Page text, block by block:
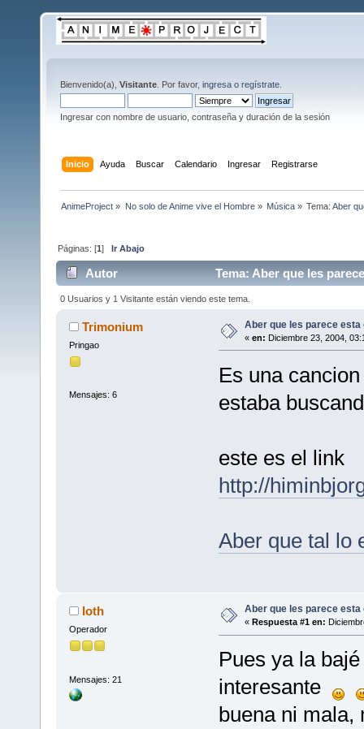
Bienvenido(a), Visitante . Por favor, ingresa o regístrate
Ingresar con nombre de usuario, contraseña y duración de la sesión
Inicio Ayuda Buscar Calendario Ingresar Registrarse
AnimeProject » No solo de Anime vive el Hombre» Música» Tema:Aber
Páginas: [1]Ir Abajo
Autor Tema: Aber que les
0 Usuarios y 1 Visitante están viendo este tema.
Trimonium
Pringao
Mensajes: 6
Aber que les parece esta
« en: Diciembre 23, 2004,
Es una
estaba
este es el link
http://
Aber que tal lo
Ioth
Operador
Mensajes: 21
Aber que les parece esta
« Respuesta #1 en:
Pues ya la
interesante
buena ni mala,